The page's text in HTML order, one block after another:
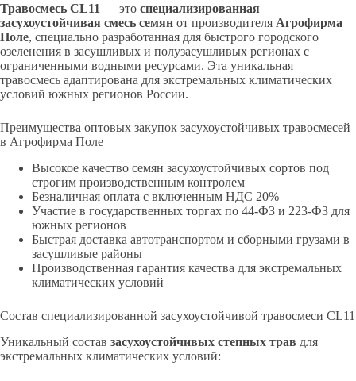
Травосмесь CL11 — это специализированная
засухоустойчивая смесь семян от производителя Агрофирма
Поле, специально разработанная для быстрого городского
озеленения в засушливых и полузасушливых регионах с
ограниченными водными ресурсами. Эта уникальная
травосмесь адаптирована для экстремальных климатических
условий южных регионов России.
Преимущества оптовых закупок засухоустойчивых травосмесей
в Агрофирма Поле
Высокое качество семян засухоустойчивых сортов под
строгим производственным контролем
Безналичная оплата с включенным НДС 20%
Участие в государственных торгах по 44-ФЗ и 223-ФЗ для
южных регионов
Быстрая доставка автотранспортом и сборными грузами в
засушливые районы
Производственная гарантия качества для экстремальных
климатических условий
Состав специализированной засухоустойчивой травосмеси CL11
Уникальный состав засухоустойчивых степных трав для
экстремальных климатических условий: